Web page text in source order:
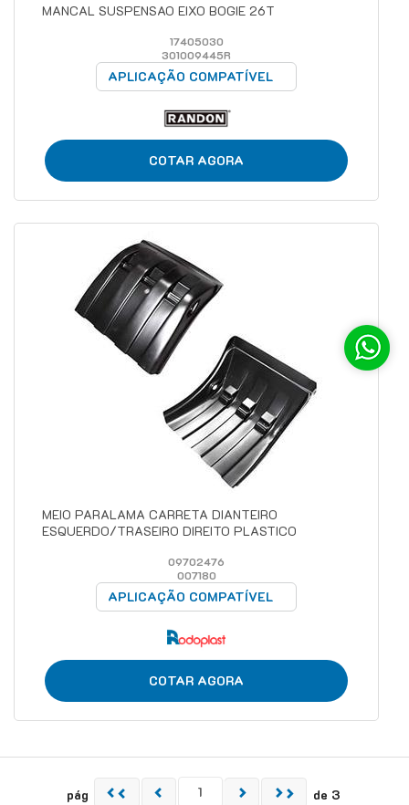
MANCAL SUSPENSAO EIXO BOGIE 26T
17405030
301009445R
APLICAÇÃO COMPATÍVEL
COTAR AGORA
MEIO PARALAMA CARRETA DIANTEIRO
ESQUERDO/TRASEIRO DIREITO PLASTICO
09702476
007180
APLICAÇÃO COMPATÍVEL
COTAR AGORA
pág de 3